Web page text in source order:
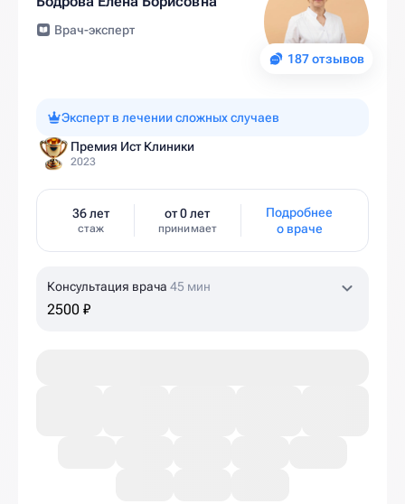
187 отзывов
Врач-эксперт
Эксперт в лечении сложных случаев
Премия Ист Клиники
2023
36 лет
стаж
от 0 лет
принимает
Подробнее
о враче
Консультация врача 45 мин
2500 ₽